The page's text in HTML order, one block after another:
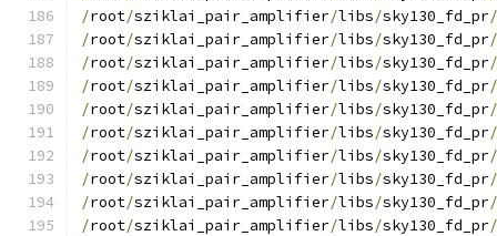
/root/sziklai_pair_amplifier/libs/sky130_fd_pr/
/root/sziklai_pair_amplifier/libs/sky130_fd_pr/
/root/sziklai_pair_amplifier/libs/sky130_fd_pr/
/root/sziklai_pair_amplifier/libs/sky130_fd_pr/
/root/sziklai_pair_amplifier/libs/sky130_fd_pr/
/root/sziklai_pair_amplifier/libs/sky130_fd_pr/
/root/sziklai_pair_amplifier/libs/sky130_fd_pr/
/root/sziklai_pair_amplifier/libs/sky130_fd_pr/
/root/sziklai_pair_amplifier/libs/sky130_fd_pr/
/root/sziklai_pair_amplifier/libs/sky130_fd_pr/